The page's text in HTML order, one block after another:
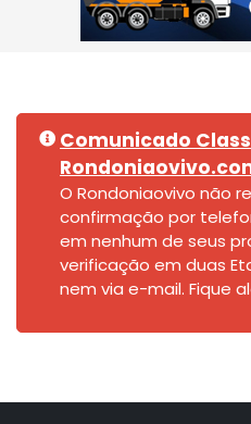
Comunicado
O Rondoniaovivo não
confirmação por
em nenhum de seus
verificação em duas
nem via e-mail. Fique